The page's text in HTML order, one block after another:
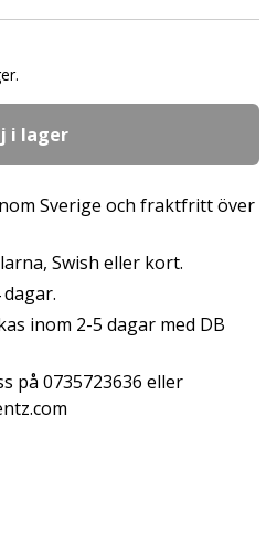
i lager
Sverige och fraktfritt över
Swish eller kort.
inom 2-5 dagar med DB
på 0735723636 eller